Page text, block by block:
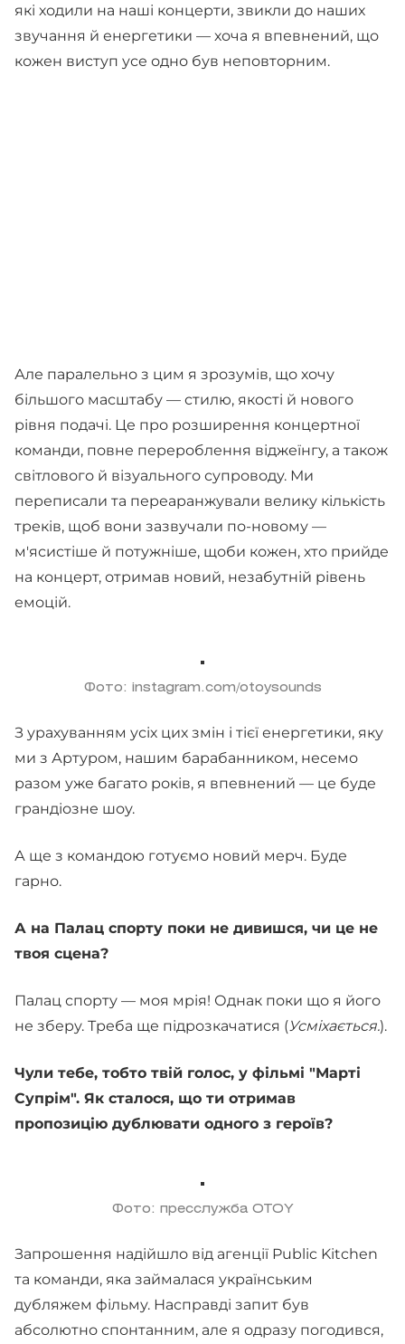
які ходили на наші концерти, звикли до наших
звучання й енергетики — хоча я впевнений, що
кожен виступ усе одно був неповторним.
Але паралельно з цим я зрозумів, що хочу
більшого масштабу — стилю, якості й нового
рівня подачі. Це про розширення концертної
команди, повне перероблення віджеїнгу, а також
світлового й візуального супроводу. Ми
переписали та переаранжували велику кількість
треків, щоб вони зазвучали по-новому —
м'ясистіше й потужніше, щоби кожен, хто прийде
на концерт, отримав новий, незабутній рівень
емоцій.
Фото: instagram.com/otoysounds
З урахуванням усіх цих змін і тієї енергетики, яку
ми з Артуром, нашим барабанником, несемо
разом уже багато років, я впевнений — це буде
грандіозне шоу.
А ще з командою готуємо новий мерч. Буде
гарно.
А на Палац спорту поки не дивишся, чи це не
твоя сцена?
Палац спорту — моя мрія! Однак поки що я його
не зберу. Треба ще підрозкачатися (Усміхається.).
Чули тебе, тобто твій голос, у фільмі "Марті
Супрім". Як сталося, що ти отримав
пропозицію дублювати одного з героїв?
Фото: пресслужба OTOY
Запрошення надійшло від агенції Public Kitchen
та команди, яка займалася українським
дубляжем фільму. Насправді запит був
абсолютно спонтанним, але я одразу погодився,